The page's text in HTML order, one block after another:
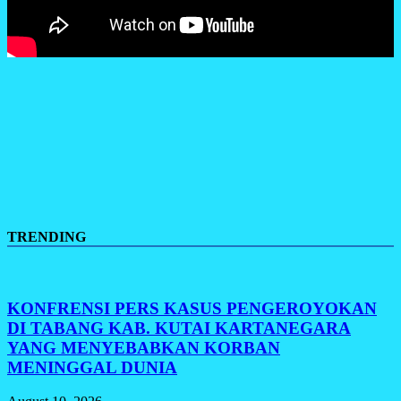
TRENDING
KONFRENSI PERS KASUS PENGEROYOKAN
DI TABANG KAB. KUTAI KARTANEGARA
YANG MENYEBABKAN KORBAN
MENINGGAL DUNIA